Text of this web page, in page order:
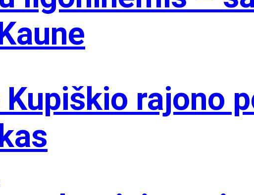
rajono